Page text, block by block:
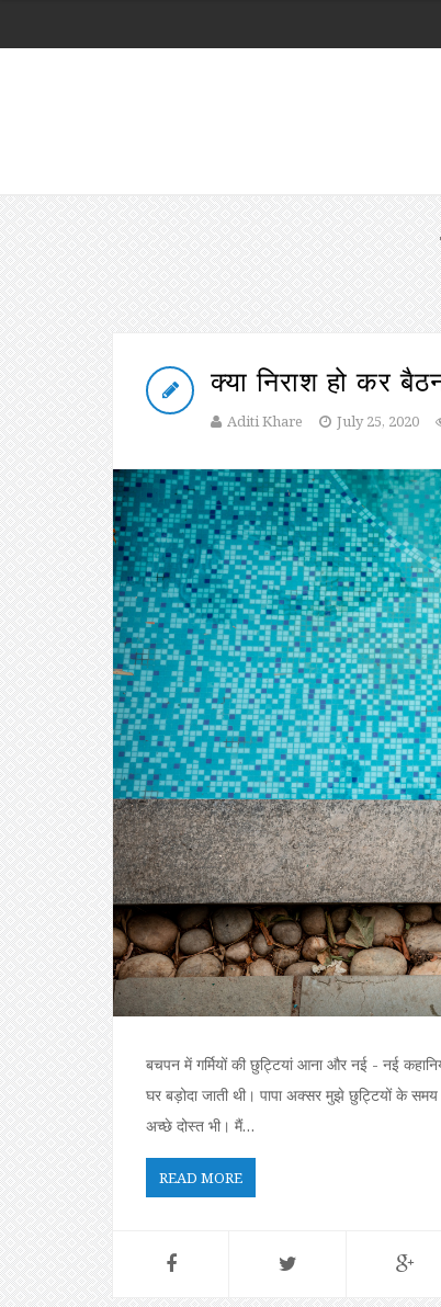
क्या निराश हो कर
Aditi Khare July 25, 2020
बचपन में गर्मियों की छुट्टियां आना और नई - नई
घर बड़ोदा जाती थी। पापा अक्सर मुझे छुट्टियों के
अच्छे दोस्त भी। मैं…
READ MORE